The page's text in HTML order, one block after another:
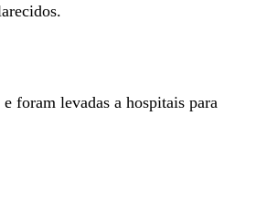
foram levadas a hospitais para